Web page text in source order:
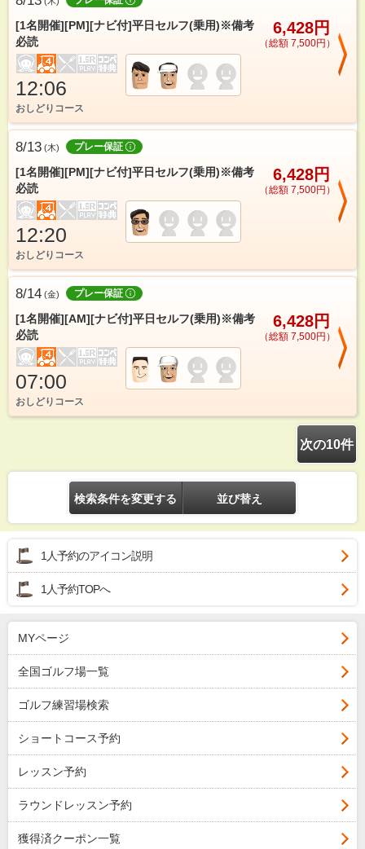
[1名開催][PM][ナビ付]平日セルフ(乗用)※備考
必読
6,428円
（総額 7,500円）
12:06
おしどりコース
8/13 (木) プレー保証
[1名開催][PM][ナビ付]平日セルフ(乗用)※備考
必読
6,428円
（総額 7,500円）
12:20
おしどりコース
8/14 (金) プレー保証
[1名開催][AM][ナビ付]平日セルフ(乗用)※備考
必読
6,428円
（総額 7,500円）
07:00
おしどりコース
次の10件
検索条件を変更する 並び替え
1人予約のアイコン説明
1人予約TOPへ
MYページ
全国ゴルフ場一覧
ゴルフ練習場検索
ショートコース予約
レッスン予約
ラウンドレッスン予約
獲得済クーポン一覧